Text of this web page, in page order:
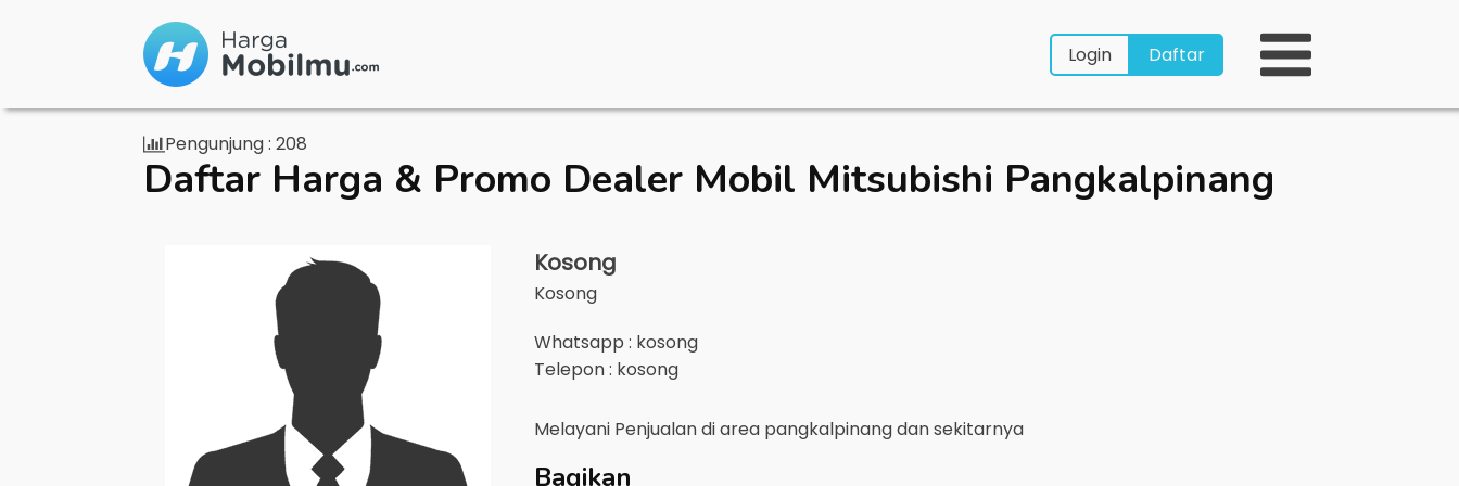
Login Daftar
Pengunjung : 208
Daftar Harga & Promo Dealer Mobil Mitsubishi Pangkalpinang
Kosong
Kosong
Whatsapp : kosong
Telepon : kosong
Melayani Penjualan di area pangkalpinangdan sekitarnya
Bagikan